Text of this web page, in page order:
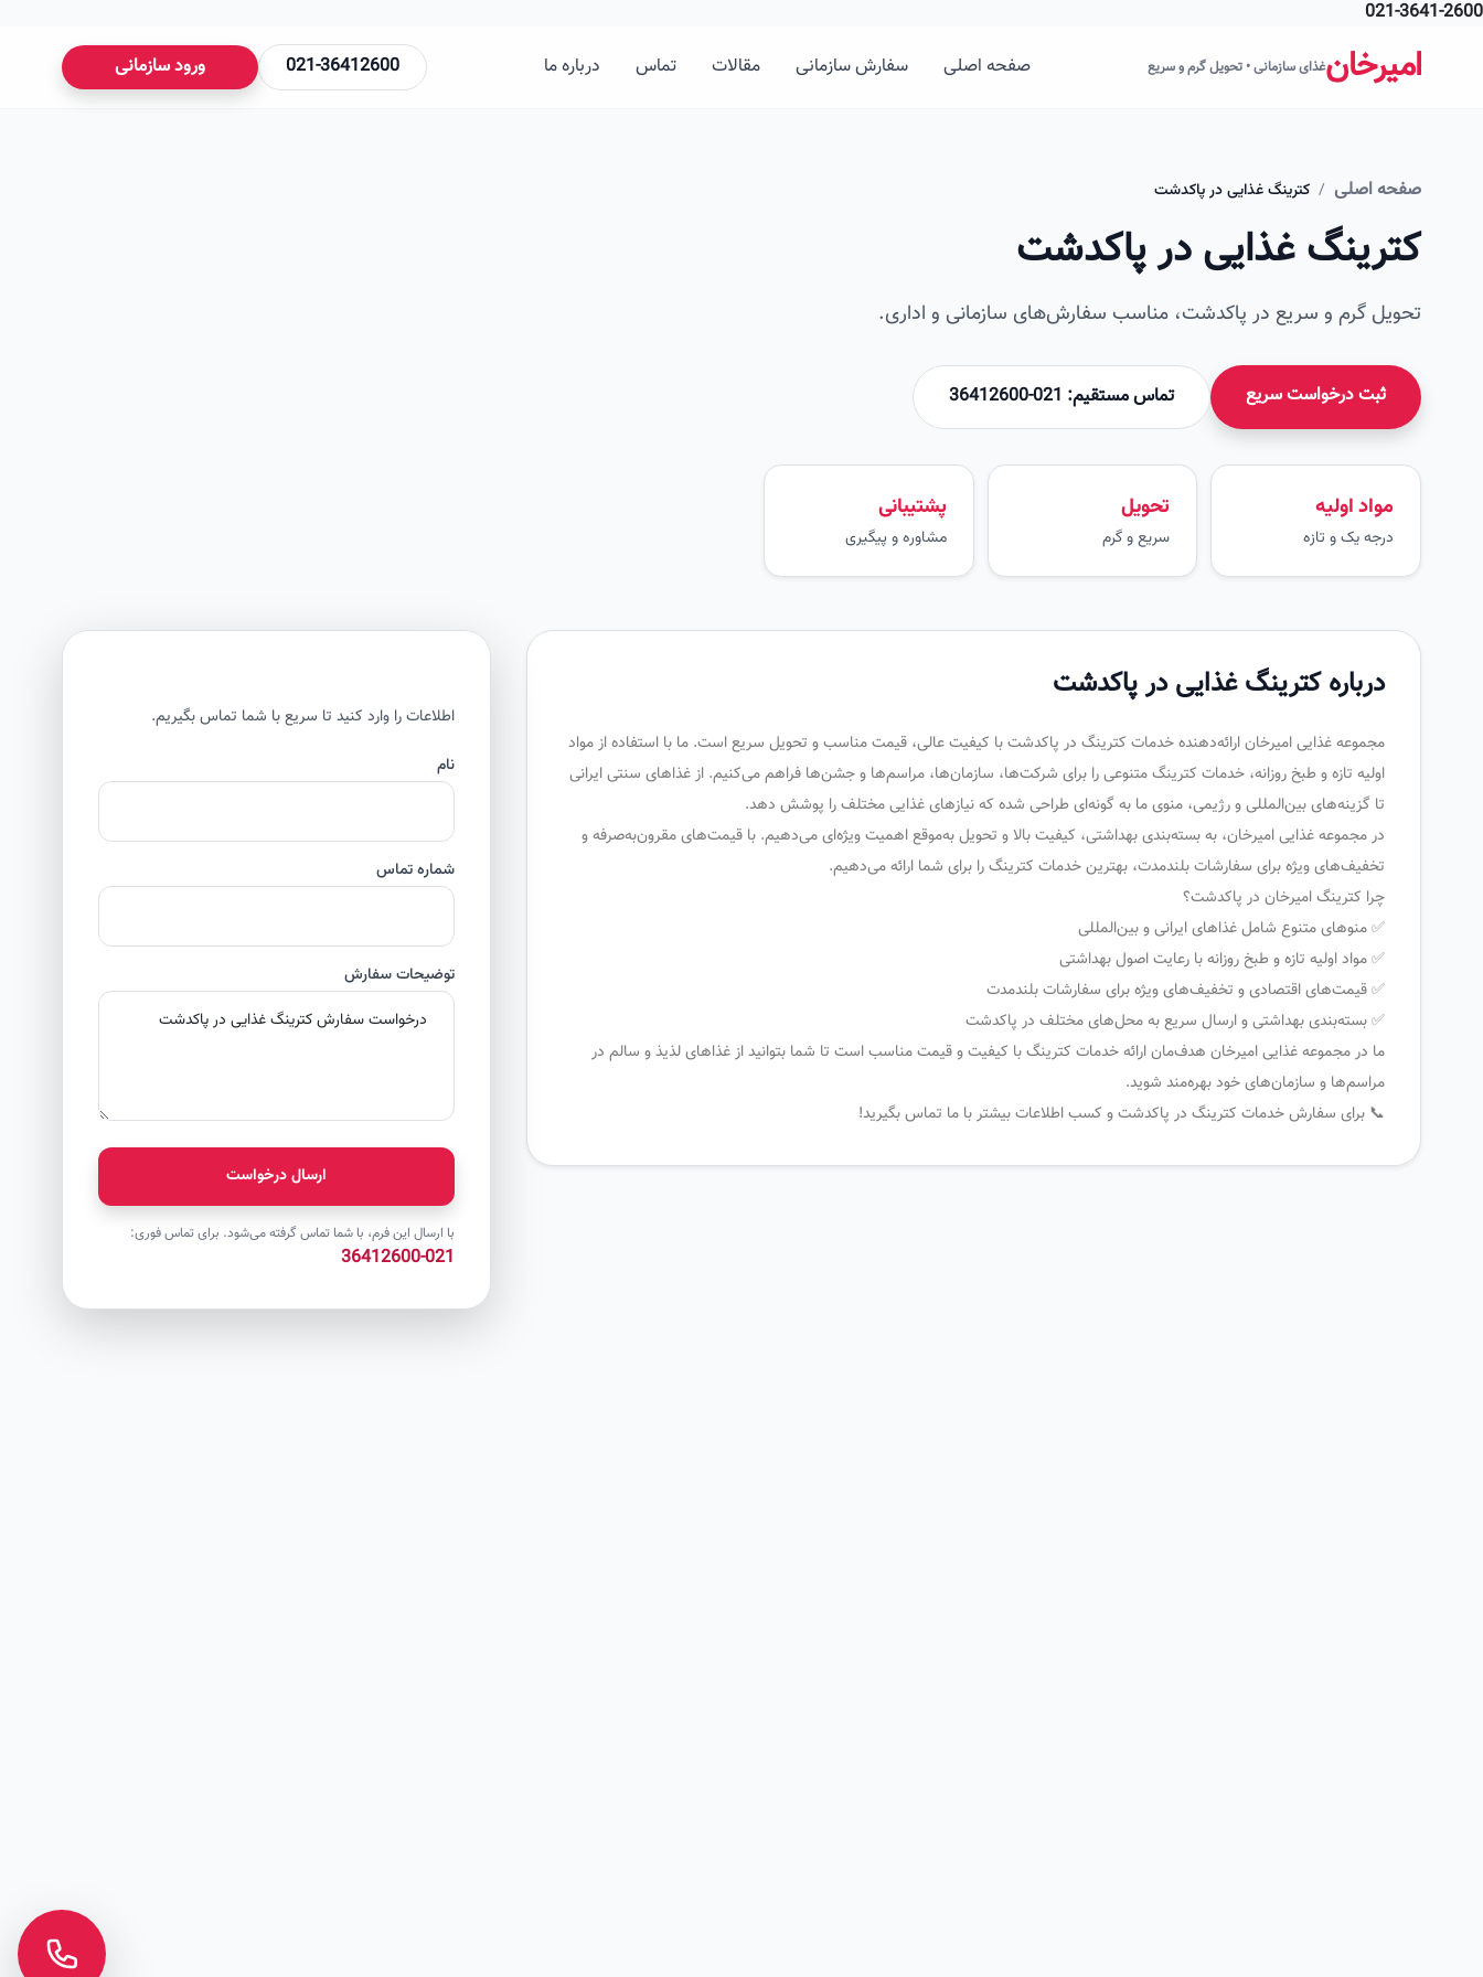
021-3641-2600
امیرخانغذای سازمانی • تحویل گرم و سریع صفحه اصلی سفارش سازمانی مقالات تماس درباره ما 021-36412600 ورود سازمانی
صفحه اصلی / کترینگ غذایی در پاکدشت
کترینگ غذایی در پاکدشت
تحویل گرم و سریع در پاکدشت، مناسب سفارش‌های سازمانی و اداری.
ثبت درخواست سریع تماس مستقیم: 021-36412600
مواد اولیه
درجه یک و تازه
تحویل
سریع و گرم
پشتیبانی
مشاوره و پیگیری
درباره کترینگ غذایی در پاکدشت
مجموعه غذایی امیرخان ارائه‌دهنده خدمات کترینگ در پاکدشت با کیفیت عالی، قیمت مناسب و تحویل سریع است. ما با استفاده از مواد
اولیه تازه و طبخ روزانه، خدمات کترینگ متنوعی را برای شرکت‌ها، سازمان‌ها، مراسم‌ها و جشن‌ها فراهم می‌کنیم. از غذاهای سنتی ایرانی
تا گزینه‌های بین‌المللی و رژیمی، منوی ما به گونه‌ای طراحی شده که نیازهای غذایی مختلف را پوشش دهد.
در مجموعه غذایی امیرخان، به بسته‌بندی بهداشتی، کیفیت بالا و تحویل به‌موقع اهمیت ویژه‌ای می‌دهیم. با قیمت‌های مقرون‌به‌صرفه و
تخفیف‌های ویژه برای سفارشات بلندمدت، بهترین خدمات کترینگ را برای شما ارائه می‌دهیم.
چرا کترینگ امیرخان در پاکدشت؟
✅ منوهای متنوع شامل غذاهای ایرانی و بین‌المللی
✅ مواد اولیه تازه و طبخ روزانه با رعایت اصول بهداشتی
✅ قیمت‌های اقتصادی و تخفیف‌های ویژه برای سفارشات بلندمدت
✅ بسته‌بندی بهداشتی و ارسال سریع به محل‌های مختلف در پاکدشت
ما در مجموعه غذایی امیرخان هدف‌مان ارائه خدمات کترینگ با کیفیت و قیمت مناسب است تا شما بتوانید از غذاهای لذیذ و سالم در
مراسم‌ها و سازمان‌های خود بهره‌مند شوید.
📞 برای سفارش خدمات کترینگ در پاکدشت و کسب اطلاعات بیشتر با ما تماس بگیرید!
اطلاعات را وارد کنید تا سریع با شما تماس بگیریم.
نام
شماره تماس
توضیحات سفارش
ارسال درخواست
با ارسال این فرم، با شما تماس گرفته می‌شود. برای تماس فوری:
021-36412600